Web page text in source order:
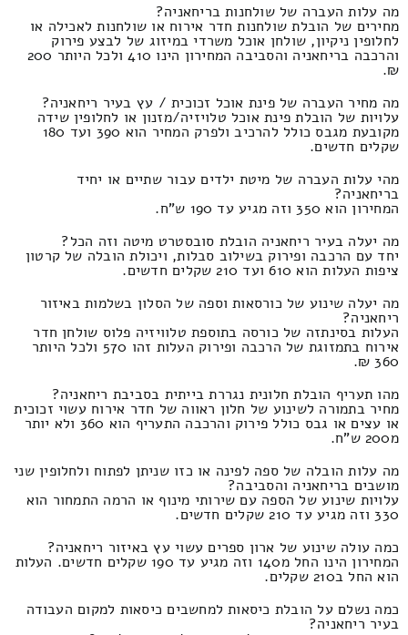
מה עלות העברה של שולחנות בריחאניה?
מחירים של הובלת שולחנות חדר אירוח או שולחנות לאכילה או
לחלופין ניקיון, שולחן אוכל משרדי במיזוג של לבצע פירוק
והרכבה בריחאניה והסביבה המחירון הינו 410 ולכל היותר 200
₪.
מה מחיר העברה של פינת אוכל זכוכית / עץ בעיר ריחאניה?
עלויות של הובלת פינת אוכל טלויזיה/מזנון או לחלופין שידה
מקובעת מגבס כולל להרכיב ולפרק המחיר הוא 390 ועד 180
שקלים חדשים.
מהי עלות העברה של מיטת ילדים עבור שתיים או יחיד
בריחאניה?
המחירון הוא 350 וזה מגיע עד 190 ש"ח.
מה יעלה בעיר ריחאניה הובלת סובסטרט מיטה וזה הכל?
יחד עם הרכבה ופירוק בשילוב סבלות, ויכולת הובלה של קרטון
ציפות העלות הוא 610 ועד 210 שקלים חדשים.
מה יעלה שינוע של כורסאות וספה של הסלון בשלמות באיזור
ריחאניה?
העלות בסינתזה של כורסה בתוספת טלוויזיה פלוס שולחן חדר
אירוח בתמזוגת של הרכבה ופירוק העלות זהו 570 ולכל היותר
360 ₪.
מהו תעריף הובלת חלונית נגררת בייתית בסביבת ריחאניה?
מחיר בתמורה לשינוע של חלון ראווה של חדר אירוח עשוי זכוכית
או עצים או גבס כולל פירוק והרכבה התעריף הוא 360 ולא יותר
מ200 ש"ח.
מה עלות הובלה של ספה לפינה או כזו שניתן לפתוח ולחלופין שני
מושבים בריחאניה והסביבה?
עלויות שינוע של הספה עם שירותי מינוף או הרמה התמחור הוא
330 וזה מגיע עד 210 שקלים חדשים.
כמה עולה שינוע של ארון ספרים עשוי עץ באיזור ריחאניה?
המחירון הינו החל מ140 וזה מגיע עד 190 שקלים חדשים. העלות
הוא החל ב210 שקלים.
כמה נשלם על הובלת כיסאות למחשבים כיסאות למקום העבודה
בעיר ריחאניה?